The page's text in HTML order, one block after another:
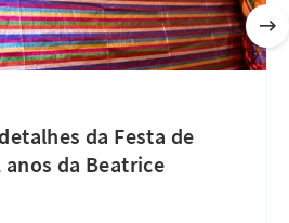
da Festa de
da Beatrice